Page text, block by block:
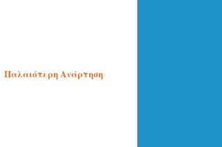
Παλαιότερη Ανάρτηση